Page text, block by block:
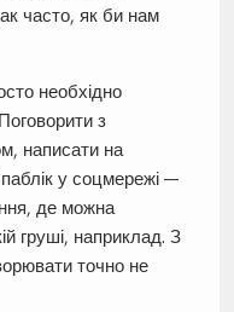
часто, як би нам
необхідно
з
написати на
у соцмережі —
де можна
груші, наприклад. З
точно не